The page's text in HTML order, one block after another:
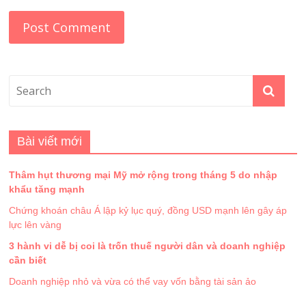
Bài viết mới
Thâm hụt thương mại Mỹ mở rộng trong tháng 5 do nhập
khẩu tăng mạnh
Chứng khoán châu Á lập kỷ lục quý, đồng USD mạnh lên gây áp
lực lên vàng
3 hành vi dễ bị coi là trốn thuế người dân và doanh nghiệp
cần biết
Doanh nghiệp nhỏ và vừa có thể vay vốn bằng tài sản ảo